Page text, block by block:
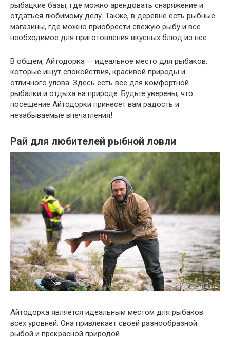
рыбацкие базы, где можно арендовать снаряжение и
отдаться любимому делу. Также, в деревне есть рыбные
магазины, где можно приобрести свежую рыбу и все
необходимое для приготовления вкусных блюд из нее.
В общем, Айтодорка — идеальное место для рыбаков,
которые ищут спокойствия, красивой природы и
отличного улова. Здесь есть все для комфортной
рыбалки и отдыха на природе. Будьте уверены, что
посещение Айтодорки принесет вам радость и
незабываемые впечатления!
Рай для любителей рыбной ловли
Айтодорка является идеальным местом для рыбаков
всех уровней. Она привлекает своей разнообразной
рыбой и прекрасной природой.